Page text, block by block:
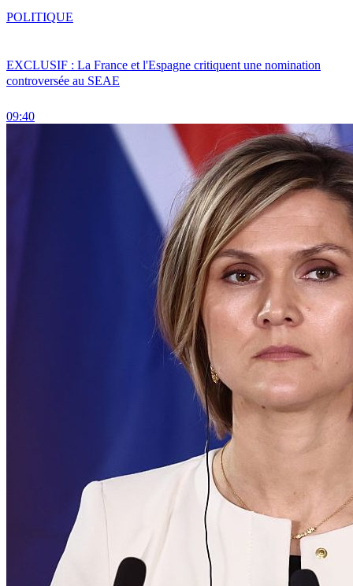
EXCLUSIF : La France et l'Espagne critiquent une nomination
controversée au SEAE
09:40
POLITIQUE